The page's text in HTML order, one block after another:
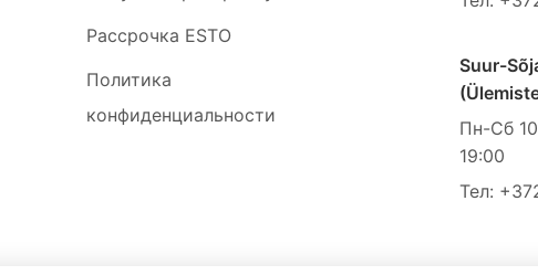
Рассрочка ESTO
Политика
конфиденциальности
Suur-
Пн-Cб
19:00
Тел: